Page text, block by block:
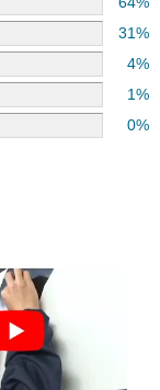
31%
4%
1%
0%